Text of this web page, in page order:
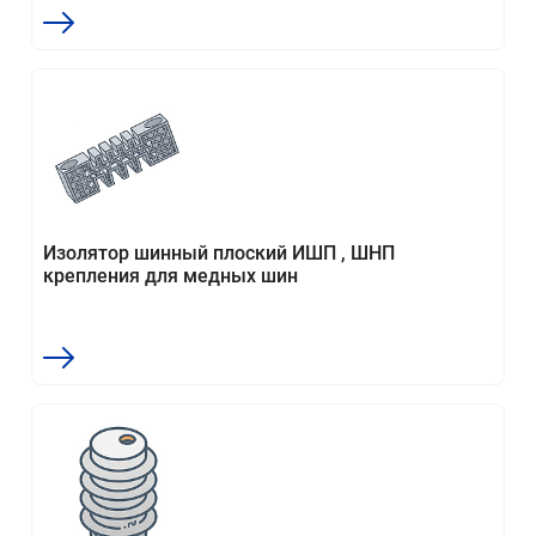
Изолятор шинный плоский ИШП , ШНП
крепления для медных шин